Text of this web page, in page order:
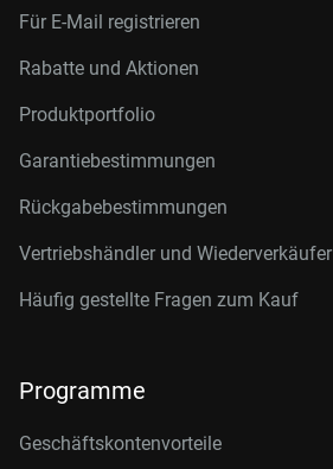
Für E-Mail registrieren
Rabatte und Aktionen
Produktportfolio
Garantiebestimmungen
Rückgabebestimmungen
Vertriebshändler und Wiederverkäufer
Häufig gestellte Fragen zum Kauf
Programme
Geschäftskontenvorteile